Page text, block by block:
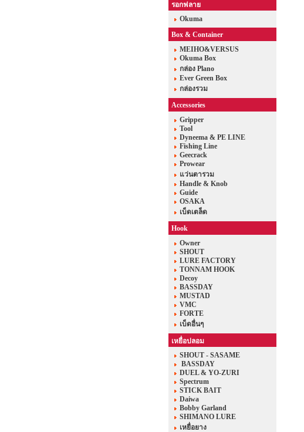
รอกฟลาย
Okuma
Box & Container
MEIHO&VERSUS
Okuma Box
กล่อง Plano
Ever Green Box
กล่องรวม
Accessories
Gripper
Tool
Dyneema & PE LINE
Fishing Line
Geecrack
Prowear
แว่นตารวม
Handle & Knob
Guide
OSAKA
เบ็ดเตล็ด
Hook
Owner
SHOUT
LURE FACTORY
TONNAM HOOK
Decoy
BASSDAY
MUSTAD
VMC
FORTE
เบ็ดอื่นๆ
เหยื่อปลอม
SHOUT - SASAME
BASSDAY
DUEL & YO-ZURI
Spectrum
STICK BAIT
Daiwa
Bobby Garland
SHIMANO LURE
เหยื่อยาง